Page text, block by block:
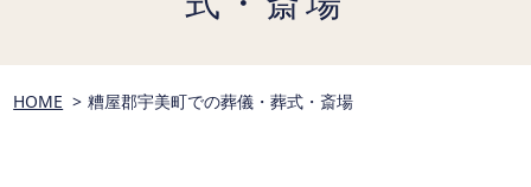
HOME 糟屋郡宇美町での葬儀・葬式・斎場